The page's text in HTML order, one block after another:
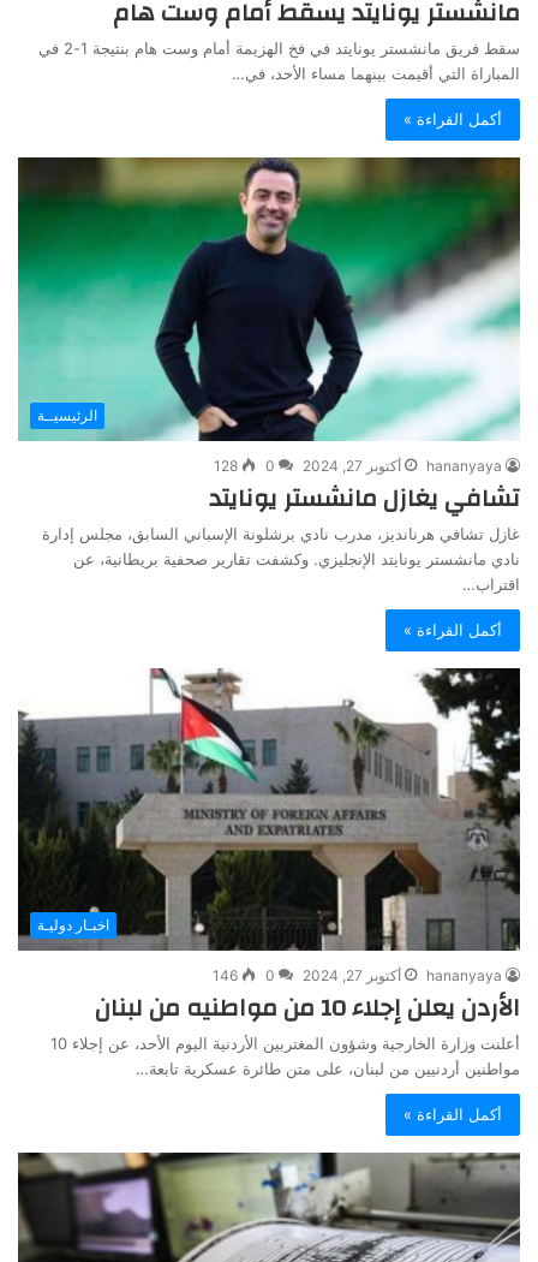
مانشستر يونايتد يسقط أمام وست هام
سقط فريق مانشستر يونايتد في فخ الهزيمة أمام وست هام بنتيجة 1-2 في
المباراة التي أقيمت بينهما مساء الأحد، في…
أكمل القراءة »
الرئيسيــة
hananyaya أكتوبر 27, 2024 0
128
تشافي يغازل مانشستر يونايتد
غازل تشافي هرنانديز، مدرب نادي برشلونة الإسباني السابق، مجلس إدارة
نادي مانشستر يونايتد الإنجليزي. وكشفت تقارير صحفية بريطانية، عن
اقتراب…
أكمل القراءة »
اخبـار دوليـة
hananyaya أكتوبر 27, 2024 0
146
الأردن يعلن إجلاء 10 من مواطنيه من لبنان
أعلنت وزارة الخارجية وشؤون المغتربين الأردنية اليوم الأحد، عن إجلاء 10
مواطنين أردنيين من لبنان، على متن طائرة عسكرية تابعة…
أكمل القراءة »